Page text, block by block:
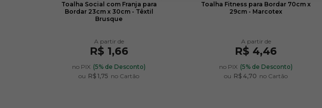
Toalha Social com Franja para
Bordar 23cm x 30cm - Têxtil
Brusque
R$ 1,66
no PIX (5% de Desconto)
ou R$ 1,75 no Cartão
Toalha Fitness para Bordar 70cm x
29cm - Marcotex
R$ 4,46
no PIX (5% de Desconto)
ou R$ 4,70 no Cartão